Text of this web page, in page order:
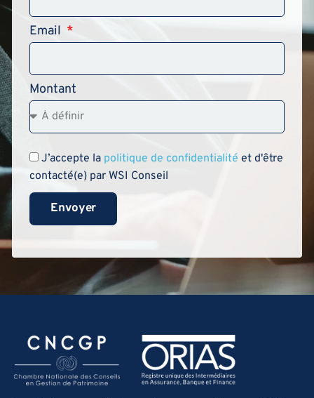
Email
Montant
J’accepte la politique de confidentialité et d'être
contacté(e) par WSI Conseil
Envoyer